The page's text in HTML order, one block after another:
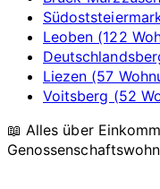
Leoben (122
Liezen (57
Voitsberg (52
📖 Alles über